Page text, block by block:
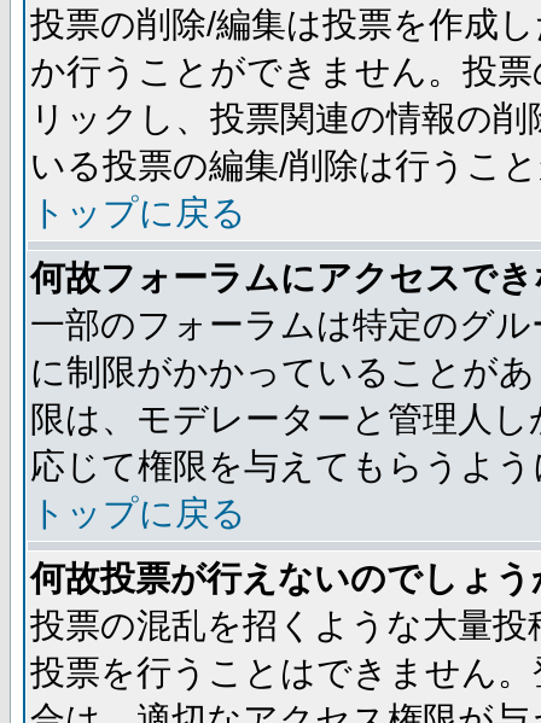
投票の削除/編集は投票を作成
か行うことができません。投
リックし、投票関連の情報の
いる投票の編集/削除は行うこ
トップに戻る
何故フォーラムにアクセスで
一部のフォーラムは特定のグ
に制限がかかっていることが
限は、モデレーターと管理人
応じて権限を与えてもらうよ
トップに戻る
何故投票が行えないのでしょう
投票の混乱を招くような大量
投票を行うことはできません